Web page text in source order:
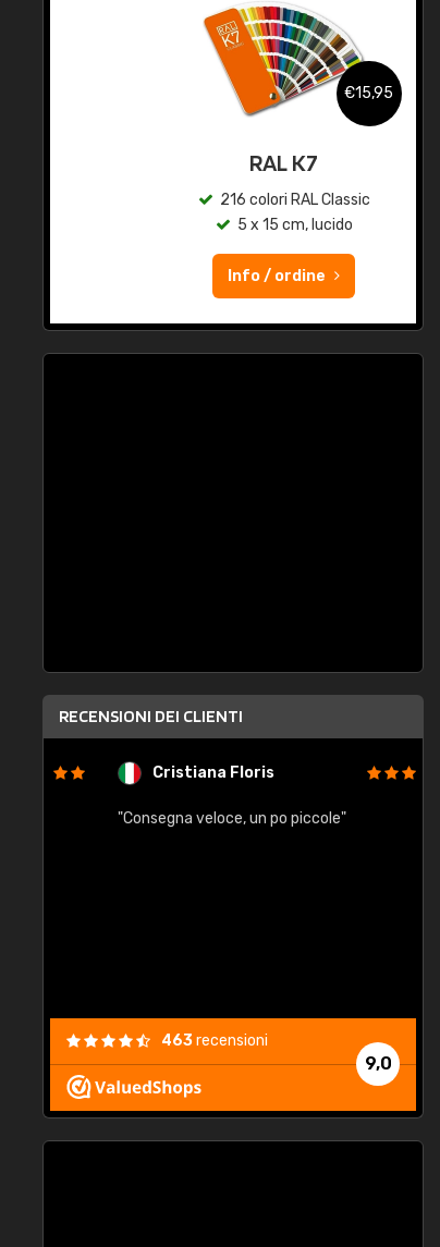
€15,95
RAL K7
216 colori RAL Classic
5 x 15 cm, lucido
Info / ordine
RECENSIONI DEI CLIENTI
Cristiana Floris
"Consegna veloce, un po piccole"
9,0
463recensioni